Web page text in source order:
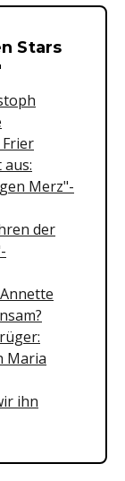
Stars
Merz"-
der
Maria
ihn